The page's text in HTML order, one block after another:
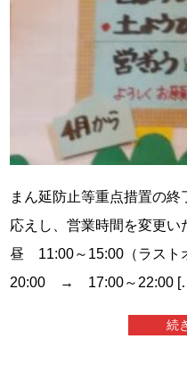
まん延防止等重点措置の
応えし、営業時間を変更い
昼 11:00～15:00（ラスト
20:00 → 17:00～22:00
続